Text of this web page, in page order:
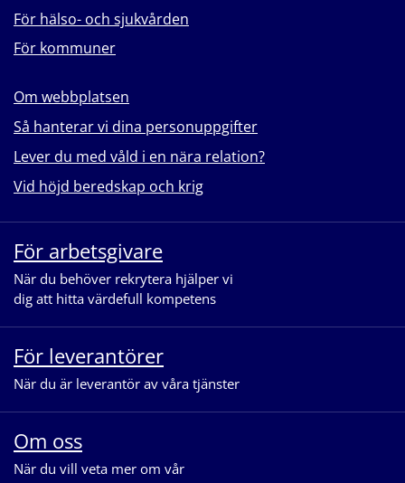
För hälso- och sjukvården
För kommuner
Om webbplatsen
Så hanterar vi dina personuppgifter
Lever du med våld i en nära relation?
Vid höjd beredskap och krig
För arbetsgivare
När du behöver rekrytera hjälper vi
dig att hitta värdefull kompetens
För leverantörer
När du är leverantör av våra tjänster
Om oss
När du vill veta mer om vår